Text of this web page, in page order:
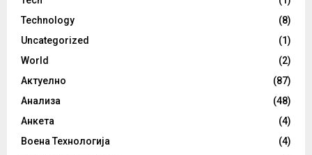
Technology
(8)
Uncategorized
(1)
World
(2)
Актуелно
(87)
Анализа
(48)
Анкета
(4)
Воена Технологија
(4)